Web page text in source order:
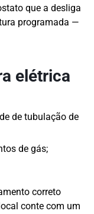
que a desliga
programada —
elétrica
de tubulação de
de gás;
correto
conte com um